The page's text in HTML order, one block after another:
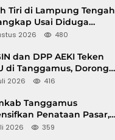
Tiri di Lampung Tengah
Usai Diduga
Anak di Bawah Umur
2026 480
dan DPP AEKI Teken
di Tanggamus, Dorong
Hijau Berbasis Kopi
2026 416
Tanggamus
Penataan Pasar,
Diajak Tempati
2026 359